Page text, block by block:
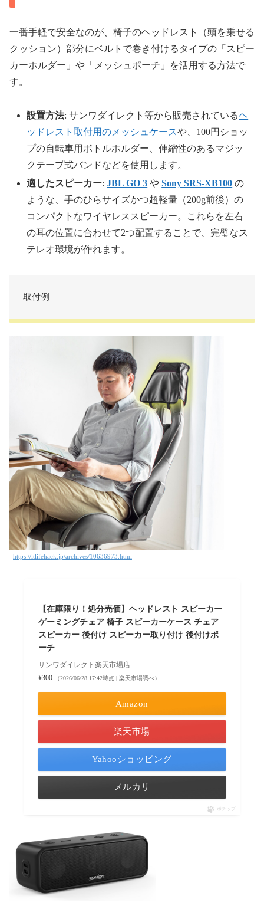
一番手軽で安全なのが、椅子のヘッドレスト（頭を乗せる
クッション）部分にベルトで巻き付けるタイプの「スピー
カーホルダー」や「メッシュポーチ」を活用する方法で
す。
設置方法: サンワダイレクト等から販売されているヘ
ッドレスト取付用のメッシュケースや、100円ショッ
プの自転車用ボトルホルダー、伸縮性のあるマジッ
クテープ式バンドなどを使用します。
適したスピーカー:JBL GO 3 やSony SRS-XB100 の
ような、手のひらサイズかつ超軽量（200g前後）の
コンパクトなワイヤレススピーカー。これらを左右
の耳の位置に合わせて2つ配置することで、完璧なス
テレオ環境が作れます。
取付例
https://itlifehack.jp/archives/10636973.html
【在庫限り！処分売価】ヘッドレスト スピーカー
ゲーミングチェア 椅子 スピーカーケース チェア
スピーカー 後付け スピーカー取り付け 後付けポ
ーチ
サンワダイレクト楽天市場店
¥300
（2026/06/28 17:42時点 | 楽天市場調べ）
Amazon
楽天市場
Yahooショッピング
メルカリ
ポチップ